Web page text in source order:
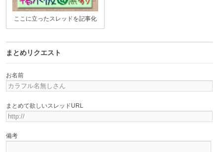
ここに立ったスレッドを記事化
まとめリクエスト
お名前
まとめて欲しいスレッドURL
備考